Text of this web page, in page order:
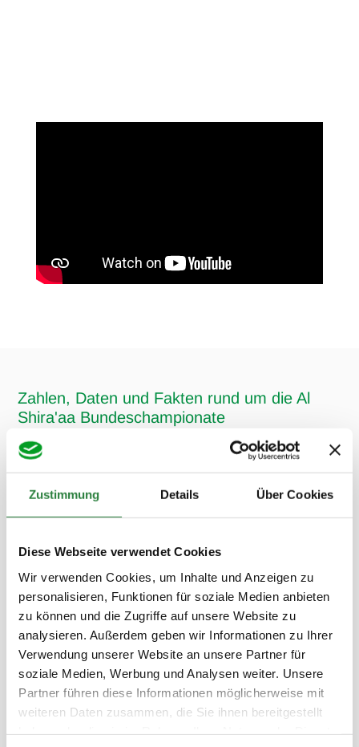
Zustimmung Details Über Cookies
Diese Webseite verwendet Cookies
Wir verwenden Cookies, um Inhalte und Anzeigen zu
personalisieren, Funktionen für soziale Medien anbieten
zu können und die Zugriffe auf unsere Website zu
analysieren. Außerdem geben wir Informationen zu Ihrer
Verwendung unserer Website an unsere Partner für
soziale Medien, Werbung und Analysen weiter. Unsere
Partner führen diese Informationen möglicherweise mit
weiteren Daten zusammen, die Sie ihnen bereitgestellt
Zahlen, Daten und Fakten rund um die Al
Shira'aa Bundeschampionate
Bundeschampionaten in Warendorf
Altersklassen zu Bundeschampions gekürt. Alljährlich lockt die
und Ponys in die Emsstadt. 2026 finden die Al Shira´aa
Bundeschampionate vom 25. bis 30.08.2026 statt.
1000
PFERDE